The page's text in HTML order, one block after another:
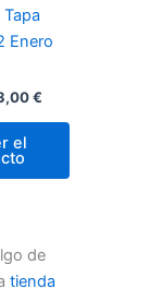
Enero
€
el
de
tienda